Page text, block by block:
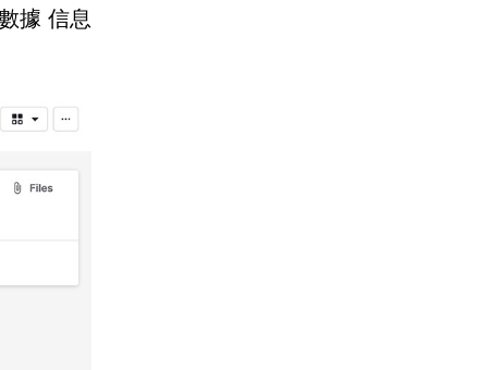
據 信息